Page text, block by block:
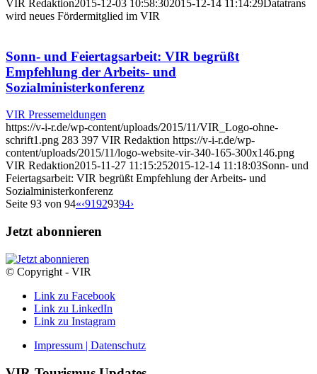
VIR Redaktion2015-12-03 10:58:302015-12-14 11:14:29Datatrans
wird neues Fördermitglied im VIR
Sonn- und Feiertagsarbeit: VIR begrüßt
Empfehlung der Arbeits- und
Sozialministerkonferenz
VIR Pressemeldungen
https://v-i-r.de/wp-content/uploads/2015/11/VIR_Logo-ohne-
schrift1.png 283 397 VIR Redaktion https://v-i-r.de/wp-
content/uploads/2015/11/logo-website-vir-340-165-300x146.png
VIR Redaktion2015-11-27 11:15:252015-12-14 11:18:03Sonn- und
Feiertagsarbeit: VIR begrüßt Empfehlung der Arbeits- und
Sozialministerkonferenz
Seite 93 von 94«‹91929394›
Jetzt abonnieren
© Copyright - VIR
Link zu Facebook
Link zu LinkedIn
Link zu Instagram
Impressum | Datenschutz